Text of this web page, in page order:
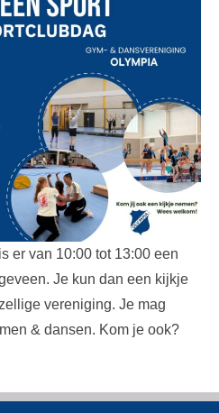
er van 10:00 tot 13:00 een
Je kun dan een kijkje
vereniging. Je mag
& dansen. Kom je ook?